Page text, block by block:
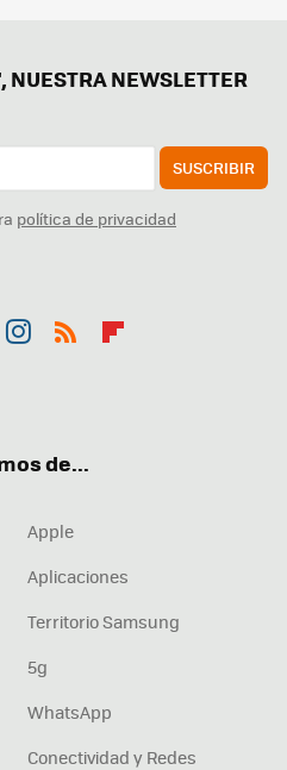
NEWSLETTER
SUSCRIBIR
política de privacidad
de...
Apple
Aplicaciones
Territorio Samsung
5g
WhatsApp
Conectividad y Redes